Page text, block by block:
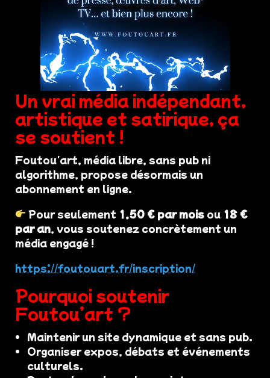
Un vrai média indépendant,
artistique et satirique, ça
se soutient !
Foutou'art, média libre, sans pub ni
algorithme, propose désormais un
abonnement en ligne.
Pour seulement 1,50 € par mois ou 18 €
par an, vous soutenez concrètement un
média engagé !
https://foutouart.fr/inscription/
Pourquoi soutenir
Foutou’art ?
Maintenir un site dynamique et sans pub.
Organiser expos, débats et événements
culturels.